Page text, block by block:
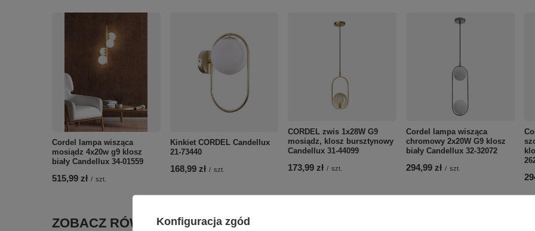
Cordel lampa wisząca
mosiądz 4x20w g9 klosz
biały Candellux 34-01559
515,99 zł / szt.
Kinkiet CORDEL Candellux
21-73440
168,99 zł / szt.
CORDEL zwis 1x28W G9
mosiądz, klosz bursztynowy
Candellux 31-44099
173,99 zł / szt.
Cordel lampa wisząca
chromowy 2x20W G9 klosz
biały Candellux 32-32072
294,99 zł / szt.
ZOBACZ RÓWNIEŻKonfiguracja zgód